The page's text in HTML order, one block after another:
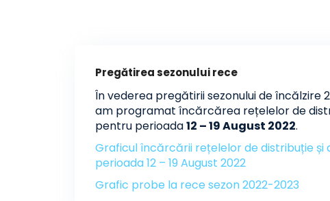
Pregătirea sezonului rece
În vederea pregătirii sezonului de încălzire
am programat încărcărea rețelelor de
pentru perioada12 – 19 August 2022.
Graficul încărcării rețelelor de distribuție
perioada 12 – 19 August 2022
Grafic probe la rece sezon 2022-2023